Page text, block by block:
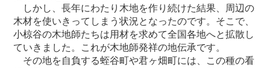
しかし、長年にわたり木地を作り続けた結果、周辺の
木材を使いきってしまう状況となったのです。そこで、
小椋谷の木地師たちは用材を求めて全国各地へと拡散し
ていきました。これが木地師発祥の地伝承です。
その地を自負する蛭谷町や君ヶ畑町には、この種の看